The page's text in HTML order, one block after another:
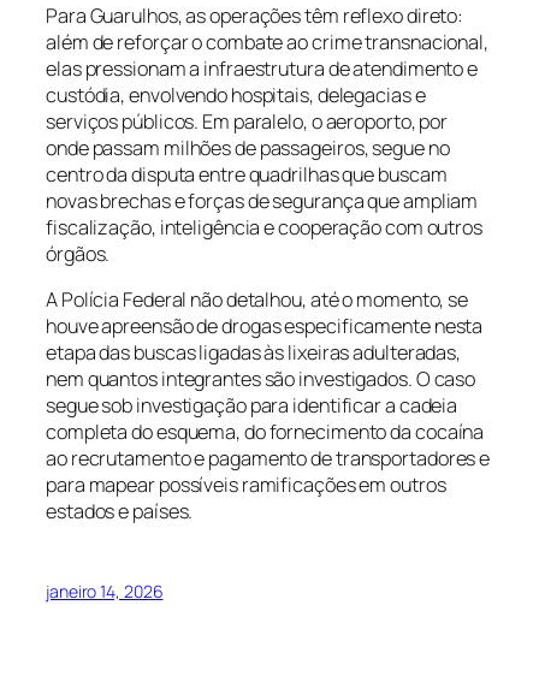
Para Guarulhos, as operações têm reflexo direto:
além de reforçar o combate ao crime transnacional,
elas pressionam a infraestrutura de atendimento e
custódia, envolvendo hospitais, delegacias e
serviços públicos. Em paralelo, o aeroporto, por
onde passam milhões de passageiros, segue no
centro da disputa entre quadrilhas que buscam
novas brechas e forças de segurança que ampliam
fiscalização, inteligência e cooperação com outros
órgãos.
A Polícia Federal não detalhou, até o momento, se
houve apreensão de drogas especificamente nesta
etapa das buscas ligadas às lixeiras adulteradas,
nem quantos integrantes são investigados. O caso
segue sob investigação para identificar a cadeia
completa do esquema, do fornecimento da cocaína
ao recrutamento e pagamento de transportadores e
para mapear possíveis ramificações em outros
estados e países.
janeiro 14, 2026